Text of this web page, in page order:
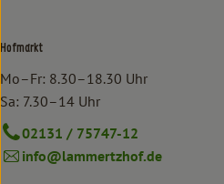
Hofmarkt
Mo–Fr: 8.30–18.30 Uhr
Sa: 7.30–14 Uhr
02131 / 75747-12
info@lammertzhof.de